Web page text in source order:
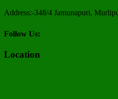
Address:-348/4 Jamunapuri,
Follow Us:
Location